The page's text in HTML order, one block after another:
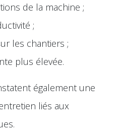
de la machine ;
;
les chantiers ;
plus élevée.
également une
liés aux